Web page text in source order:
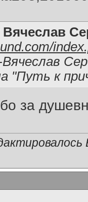
Вячеслав
"Путь к
за